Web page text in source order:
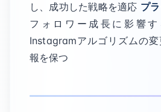
し、成功した戦略を適応 プ
フォロワー成長に影響
Instagramアルゴリズムの
報を保つ